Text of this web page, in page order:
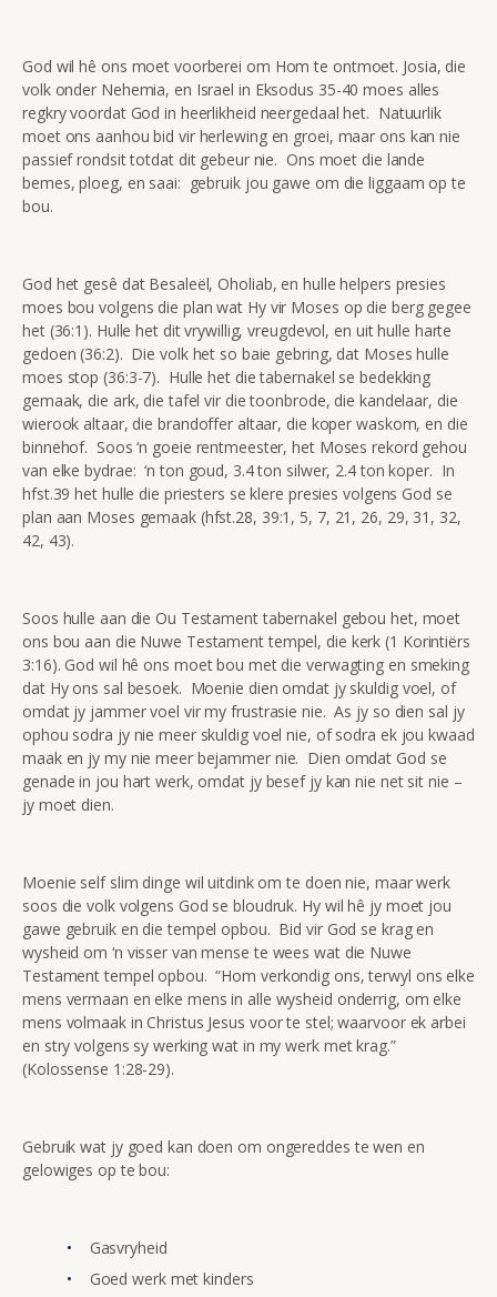
God wil hê ons moet voorberei om Hom te ontmoet. Josia, die
volk onder Nehemia, en Israel in Eksodus 35-40 moes alles
regkry voordat God in heerlikheid neergedaal het. Natuurlik
moet ons aanhou bid vir herlewing en groei, maar ons kan nie
passief rondsit totdat dit gebeur nie. Ons moet die lande
bemes, ploeg, en saai: gebruik jou gawe om die liggaam op te
bou.
God het gesê dat Besaleël, Oholiab, en hulle helpers presies
moes bou volgens die plan wat Hy vir Moses op die berg gegee
het (36:1). Hulle het dit vrywillig, vreugdevol, en uit hulle harte
gedoen (36:2). Die volk het so baie gebring, dat Moses hulle
moes stop (36:3-7). Hulle het die tabernakel se bedekking
gemaak, die ark, die tafel vir die toonbrode, die kandelaar, die
wierook altaar, die brandoffer altaar, die koper waskom, en die
binnehof. Soos ‘n goeie rentmeester, het Moses rekord gehou
van elke bydrae: ‘n ton goud, 3.4 ton silwer, 2.4 ton koper. In
hfst.39 het hulle die priesters se klere presies volgens God se
plan aan Moses gemaak (hfst.28, 39:1, 5, 7, 21, 26, 29, 31, 32,
42, 43).
Soos hulle aan die Ou Testament tabernakel gebou het, moet
ons bou aan die Nuwe Testament tempel, die kerk (1 Korintiërs
3:16). God wil hê ons moet bou met die verwagting en smeking
dat Hy ons sal besoek. Moenie dien omdat jy skuldig voel, of
omdat jy jammer voel vir my frustrasie nie. As jy so dien sal jy
ophou sodra jy nie meer skuldig voel nie, of sodra ek jou kwaad
maak en jy my nie meer bejammer nie. Dien omdat God se
genade in jou hart werk, omdat jy besef jy kan nie net sit nie –
jy moet dien.
Moenie self slim dinge wil uitdink om te doen nie, maar werk
soos die volk volgens God se bloudruk. Hy wil hê jy moet jou
gawe gebruik en die tempel opbou. Bid vir God se krag en
wysheid om ‘n visser van mense te wees wat die Nuwe
Testament tempel opbou. “Hom verkondig ons, terwyl ons elke
mens vermaan en elke mens in alle wysheid onderrig, om elke
mens volmaak in Christus Jesus voor te stel; waarvoor ek arbei
en stry volgens sy werking wat in my werk met krag.”
(Kolossense 1:28-29).
Gebruik wat jy goed kan doen om ongereddes te wen en
gelowiges op te bou:
Gasvryheid
Goed werk met kinders